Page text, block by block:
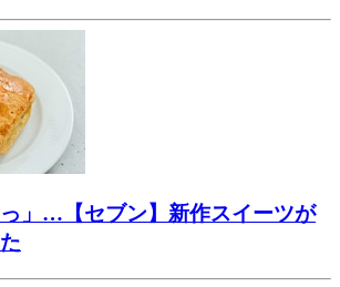
」…【セブン】新作スイーツが